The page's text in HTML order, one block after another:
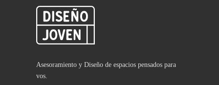
Asesoramiento y Diseño de espacios pensados para
vos.